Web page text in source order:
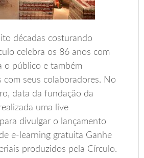
décadas costurando
celebra os 86 anos com
o público e também
com seus colaboradores. No
data da fundação da
uma live
divulgar o lançamento
e-learning gratuita Ganhe
produzidos pela Círculo.